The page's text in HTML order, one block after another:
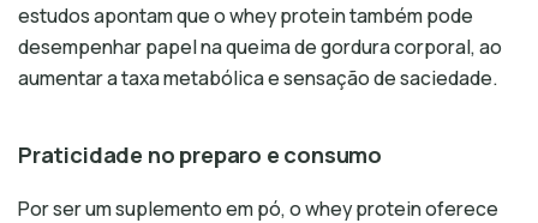
estudos apontam que o whey protein também pode
desempenhar papel na queima de gordura corporal, ao
aumentar a taxa metabólica e sensação de saciedade.
Praticidade no preparo e consumo
Por ser um suplemento em pó, o whey protein oferece